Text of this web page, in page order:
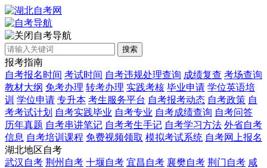
自考导航
搜索
报考指南
自考报名时间 考试时间 自考违规处理查询 成绩复查 考场查询
教材大纲 免考办理 转考办理 实践考核 毕业申请 学位英语培
训 学位申请 专升本 考生服务平台 自考报考动态 自考政策 自
考考试计划 自考实践毕业 自考专业 自考成绩查询 自考问答
历年真题 自考串讲笔记 自考考生手记 自考学习方法 外省自考
信息 自考培训课程 免费视频领取 模拟考试系统 自考网上报名
湖北地区自考
武汉自考 荆州自考 十堰自考 宜昌自考 襄樊自考 荆门自考 咸